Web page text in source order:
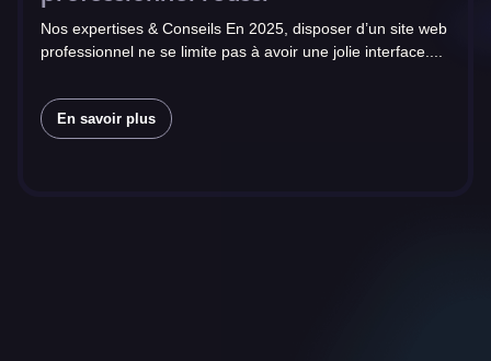
Nos expertises & Conseils En 2025, disposer d’un site web
professionnel ne se limite pas à avoir une jolie interface....
En savoir plus